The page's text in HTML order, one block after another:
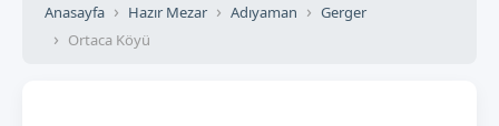
Anasayfa Hazır Mezar Adıyaman
Gerger
Ortaca Köyü